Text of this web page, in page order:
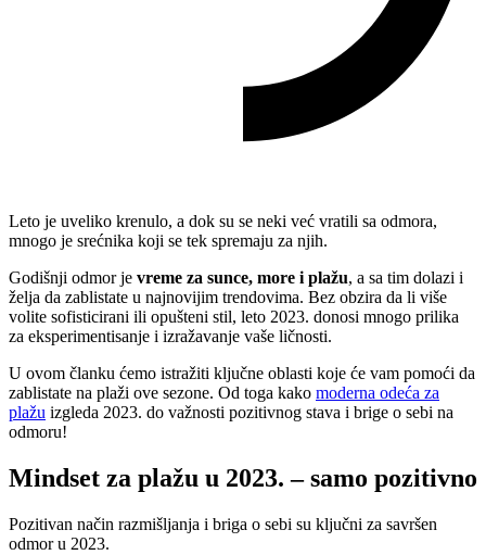
Leto je uveliko krenulo, a dok su se neki već vratili sa odmora,
mnogo je srećnika koji se tek spremaju za njih.
Godišnji odmor je vreme za sunce, more i plažu, a sa tim dolazi i
želja da zablistate u najnovijim trendovima. Bez obzira da li više
volite sofisticirani ili opušteni stil, leto 2023. donosi mnogo prilika
za eksperimentisanje i izražavanje vaše ličnosti.
U ovom članku ćemo istražiti ključne oblasti koje će vam pomoći da
zablistate na plaži ove sezone. Od toga kako moderna odeća za
plažu izgleda 2023. do važnosti pozitivnog stava i brige o sebi na
odmoru!
Mindset za plažu u 2023. – samo pozitivno
Pozitivan način razmišljanja i briga o sebi su ključni za savršen
odmor u 2023.